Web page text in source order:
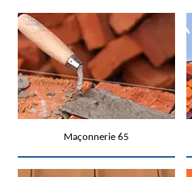
Maçonnerie 65